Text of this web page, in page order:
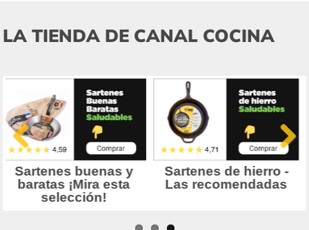
LA TIENDA DE CANAL COCINA